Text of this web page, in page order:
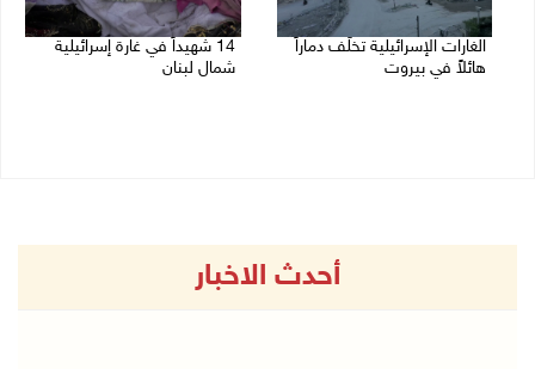
الغارات الإسرائيلية تخلّف دماراً
هائلاً في بيروت
14 شهيداً في غارة إسرائيلية
شمال لبنان
أحدث الاخبار